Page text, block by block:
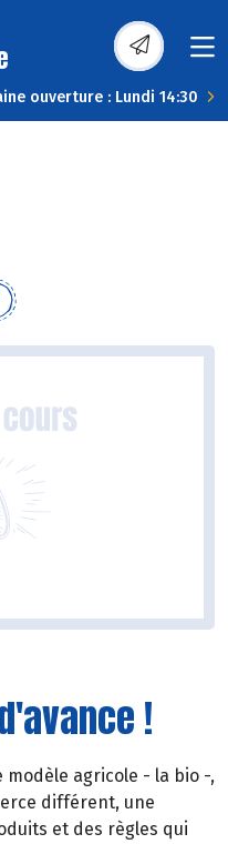
ouverture : Lundi 14:30
!
modèle agricole - la bio -,
différent, une
et des règles qui